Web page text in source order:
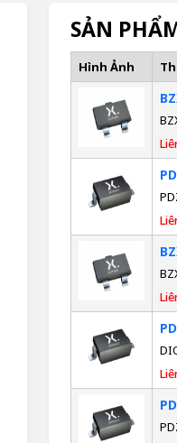
SẢN
Hình Ảnh